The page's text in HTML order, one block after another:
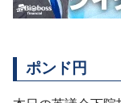
ポンド円